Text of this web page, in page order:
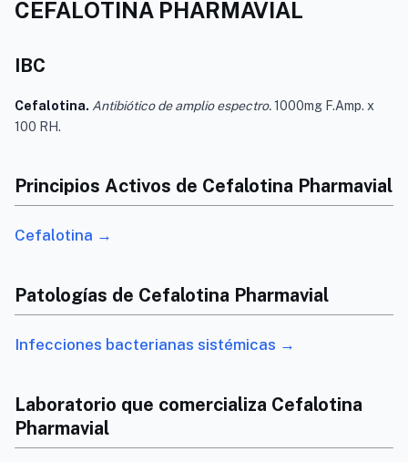
CEFALOTINA PHARMAVIAL
IBC
Cefalotina. Antibiótico de amplio espectro.1000mg F.Amp. x
100 RH.
Principios Activos de Cefalotina Pharmavial
Cefalotina →
Patologías de Cefalotina Pharmavial
Infecciones bacterianas sistémicas →
Laboratorio que comercializa Cefalotina
Pharmavial